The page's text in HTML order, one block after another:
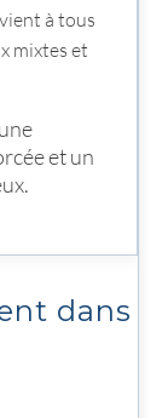
à tous
mixtes et
et un
dans